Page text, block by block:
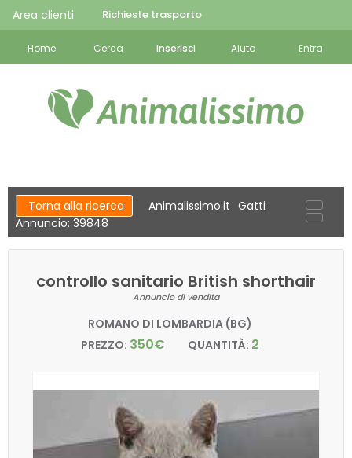
Area clienti Richieste trasporto
Home Cerca Inserisci Aiuto Entra
Torna alla ricerca Animalissimo.it Gatti
Annuncio: 39848
controllo sanitario British shorthair
Annuncio di vendita
ROMANO DI LOMBARDIA (BG)
PREZZO: 350€ QUANTITÀ: 2